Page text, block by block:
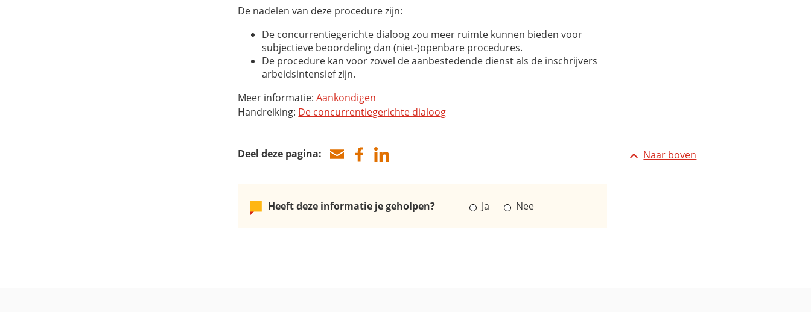
De nadelen van deze procedure zijn:
De concurrentiegerichte dialoog zou meer ruimte kunnen bieden voor
subjectieve beoordeling dan (niet-)openbare procedures.
De procedure kan voor zowel de aanbestedende dienst als de inschrijvers
arbeidsintensief zijn.
Meer informatie:Aankondigen
Handreiking: De concurrentiegerichte dialoog
Deel deze pagina:
Heeft deze informatie je geholpen? Ja Nee
Naar boven